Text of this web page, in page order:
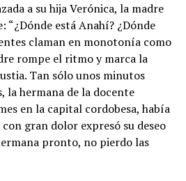
a su hija Verónica, la madre
“¿Dónde está Anahí? ¿Dónde
claman en monotonía como
rompe el ritmo y marca la
Tan sólo unos minutos
la hermana de la docente
en la capital cordobesa, había
gran dolor expresó su deseo
pronto, no pierdo las